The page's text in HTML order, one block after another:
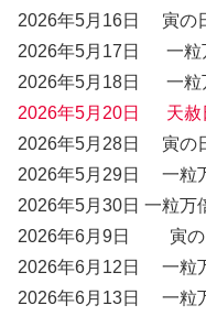
2026年5月16日 寅の
2026年5月17日 一粒
2026年5月18日 一粒
2026年5月20日 天赦
2026年5月28日 寅の
2026年5月29日 一粒
2026年5月30日 一粒万
2026年6月9日 寅の
2026年6月12日 一粒
2026年6月13日 一粒